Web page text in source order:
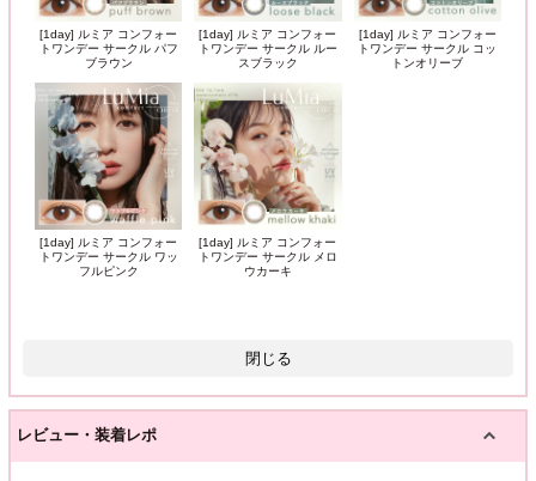
[1day] ルミア コンフォー
トワンデー サークル パフ
ブラウン
[1day] ルミア コンフォー
トワンデー サークル ルー
スブラック
[1day] ルミア コンフォー
トワンデー サークル コッ
トンオリーブ
[1day] ルミア コンフォー
トワンデー サークル ワッ
フルピンク
[1day] ルミア コンフォー
トワンデー サークル メロ
ウカーキ
閉じる
レビュー・装着レポ